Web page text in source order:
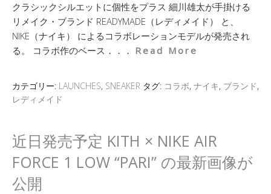
クラシックシルエットに個性をプラス 細川雄太が手掛ける
リメイク・ブランド READYMADE（レディメイド） と、
NIKE（ナイキ） によるコラボレーションモデルが発売され
る。 コラボ作のベース．．． Read More
カテゴリー: LAUNCHES, SNEAKER タグ: コラボ, ナイキ, ブランド,
レディメイド
近日発売予定 KITH × NIKE AIR
FORCE 1 LOW “PARI” の最新画像が
公開